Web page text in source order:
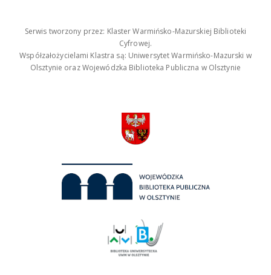
Serwis tworzony przez: Klaster Warmińsko-Mazurskiej Biblioteki
Cyfrowej.
Współzałożycielami Klastra są: Uniwersytet Warmińsko-Mazurski w
Olsztynie oraz Wojewódzka Biblioteka Publiczna w Olsztynie